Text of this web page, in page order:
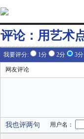
评论： 用艺术
我要评分: 1分 2分 3分
网友评论
我也评两句 用户名：